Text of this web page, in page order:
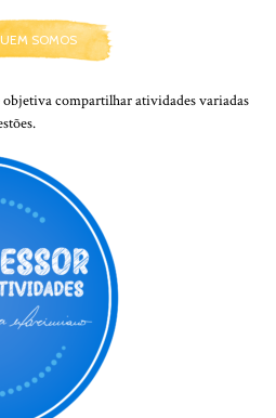
SOMOS
objetiva compartilhar atividades variadas